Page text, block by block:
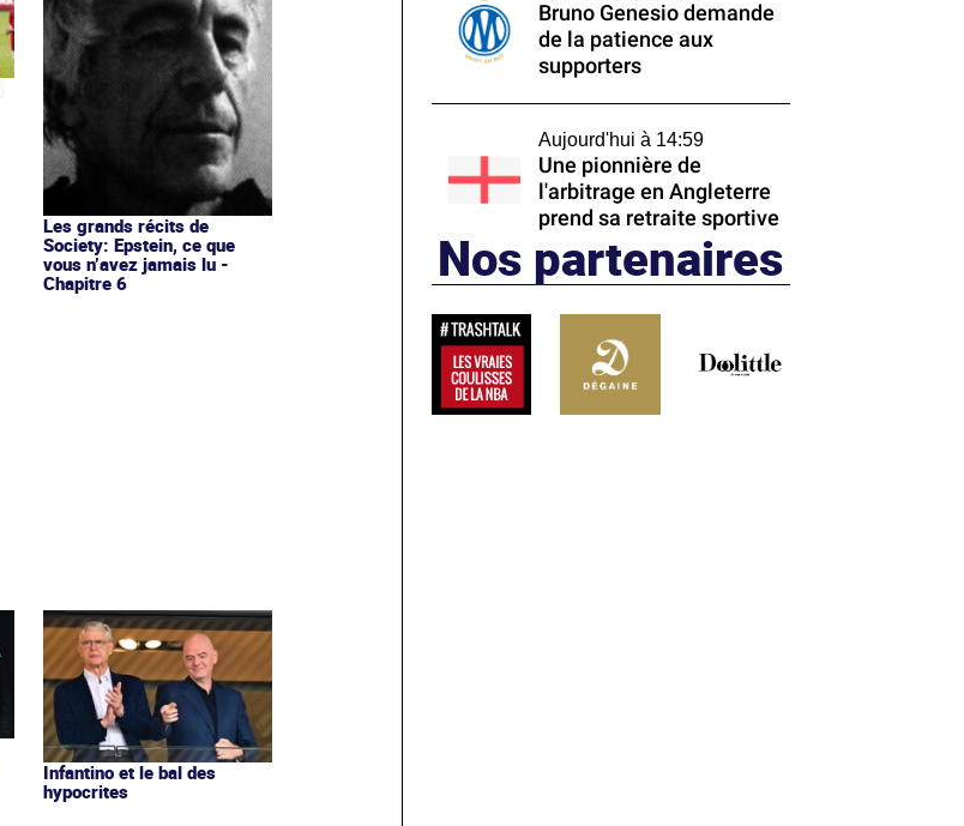
Les grands récits de
Society: Epstein, ce que
vous n’avez jamais lu -
Chapitre 6
Infantino et le bal des
hypocrites
Bruno Genesio demande
de la patience aux
supporters
Aujourd'hui à 14:59
Une pionnière de
l'arbitrage en Angleterre
prend sa retraite sportive
Nos partenaires